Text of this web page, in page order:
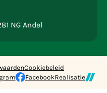
NG Andel
Cookiebeleid
FacebookRealisatie